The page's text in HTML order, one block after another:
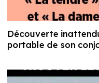
Découverte
portable de son